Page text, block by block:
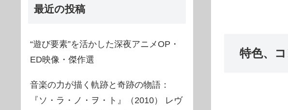
特色、
最近の投稿
“遊び要素”を活かした深夜アニメOP・
ED映像・傑作選
音楽の力が描く軌跡と奇跡の物語：
『ソ・ラ・ノ・ヲ・ト』（2010） レヴ